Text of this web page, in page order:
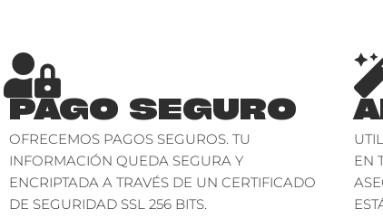
PAGO SEGURO
OFRECEMOS PAGOS SEGUROS. TU
INFORMACIÓN QUEDA SEGURA Y
ENCRIPTADA A TRAVÉS DE UN CERTIFICADO
DE SEGURIDAD SSL 256 BITS.
EN